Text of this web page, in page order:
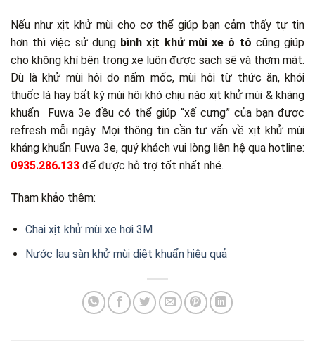
Nếu như xịt khử mùi cho cơ thể giúp bạn cảm thấy tự tin
hơn thì việc sử dụng bình xịt khử mùi xe ô tô cũng giúp
cho không khí bên trong xe luôn được sạch sẽ và thơm mát.
Dù là khử mùi hôi do nấm mốc, mùi hôi từ thức ăn, khói
thuốc lá hay bất kỳ mùi hôi khó chịu nào xịt khử mùi & kháng
khuẩn Fuwa 3e đều có thể giúp “xế cưng” của bạn được
refresh mỗi ngày. Mọi thông tin cần tư vấn về xịt khử mùi
kháng khuẩn Fuwa 3e, quý khách vui lòng liên hệ qua hotline:
0935.286.133 để được hỗ trợ tốt nhất nhé.
Tham khảo thêm:
Chai xịt khử mùi xe hơi 3M
Nước lau sàn khử mùi diệt khuẩn hiệu quả